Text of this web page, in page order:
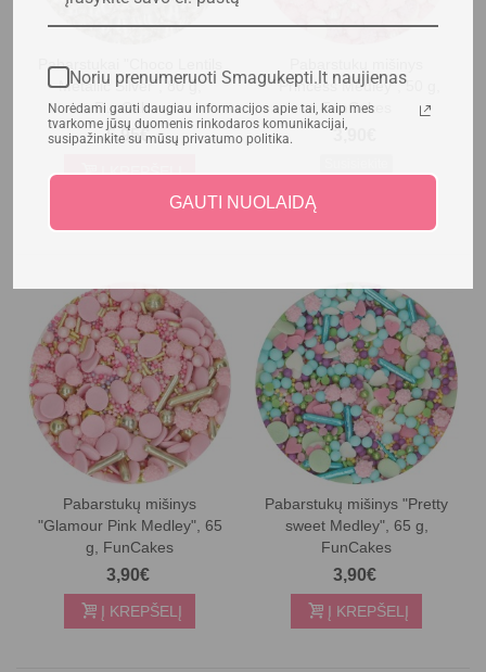
Pabarstukai "Choco Lentils
Metallic Silver", 80 g,
FunCakes
5,95€
Į KREPŠELĮ
"Princess Medley", 50 g,
FunCakes
3,90€
Pabarstukų mišinys
"Glamour Pink Medley", 65
g, FunCakes
3,90€
Į KREPŠELĮ
Pabarstukų mišinys "Pretty
sweet Medley", 65 g,
FunCakes
3,90€
Į KREPŠELĮ
Noriu prenumeruoti Smagukepti.lt naujienas
Norėdami gauti daugiau informacijos apie tai, kaip mes
tvarkome jūsų duomenis rinkodaros komunikacijai,
susipažinkite su mūsų privatumo politika.
GAUTI NUOLAIDĄ